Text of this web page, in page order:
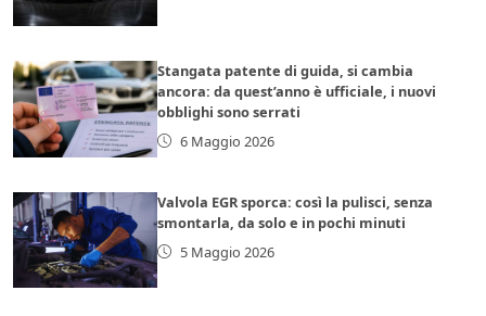
Stangata patente di guida, si cambia
ancora: da quest’anno è ufficiale, i nuovi
obblighi sono serrati
6 Maggio 2026
Valvola EGR sporca: così la pulisci, senza
smontarla, da solo e in pochi minuti
5 Maggio 2026